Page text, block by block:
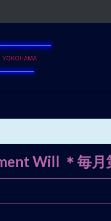
Will ＊毎月